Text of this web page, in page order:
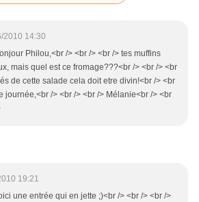
2010 14:30
Philou,<br /> <br /> <br /> tes muffins
mais quel est ce fromage???<br /> <br /> <br
de cette salade cela doit etre divin!<br /> <br
journée,<br /> <br /> <br /> Mélanie<br /> <br
19:21
une entrée qui en jette ;)<br /> <br /> <br />